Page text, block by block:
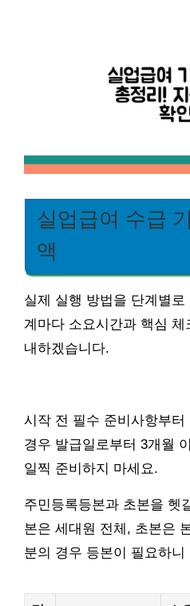
실업급여 수급
액
실제 실행 방법을 단계별
계마다 소요시간과 핵심
내하겠습니다.
시작 전 필수 준비사항부터
경우 발급일로부터 3개월
일찍 준비하지 마세요.
주민등록등본과 초본을 헷
본은 세대원 전체, 초본은
분의 경우 등본이 필요하